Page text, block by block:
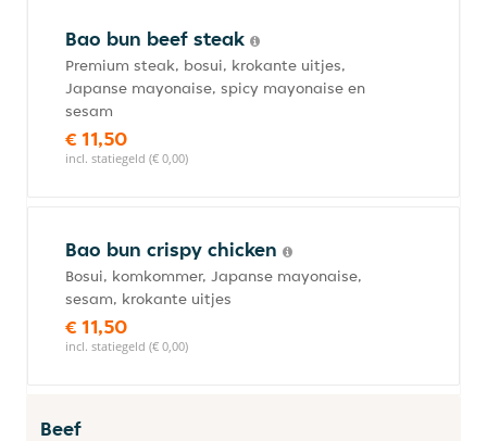
Bao bun beef steak
Premium steak, bosui, krokante uitjes,
Japanse mayonaise, spicy mayonaise en
sesam
€ 11,50
incl. statiegeld (€ 0,00)
Bao bun crispy chicken
Bosui, komkommer, Japanse mayonaise,
sesam, krokante uitjes
€ 11,50
incl. statiegeld (€ 0,00)
Beef